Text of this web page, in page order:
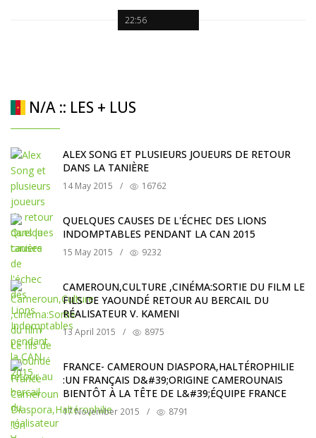
22:56
N/A :: LES + LUS
ALEX SONG ET PLUSIEURS JOUEURS DE RETOUR
DANS LA TANIÈRE
14 May 2015 / 16762
QUELQUES CAUSES DE L'ÉCHEC DES LIONS
INDOMPTABLES PENDANT LA CAN 2015
15 May 2015 / 9232
CAMEROUN,CULTURE ,CINÉMA:SORTIE DU FILM LE
FILS DE YAOUNDÉ RETOUR AU BERCAIL DU
RÉALISATEUR V. KAMENI
13 April 2015 / 8975
FRANCE- CAMEROUN DIASPORA,HALTÉROPHILIE
:UN FRANÇAIS D&#39;ORIGINE CAMEROUNAIS
BIENTÔT À LA TÊTE DE L&#39;ÉQUIPE FRANCE
17 November 2015 / 8791